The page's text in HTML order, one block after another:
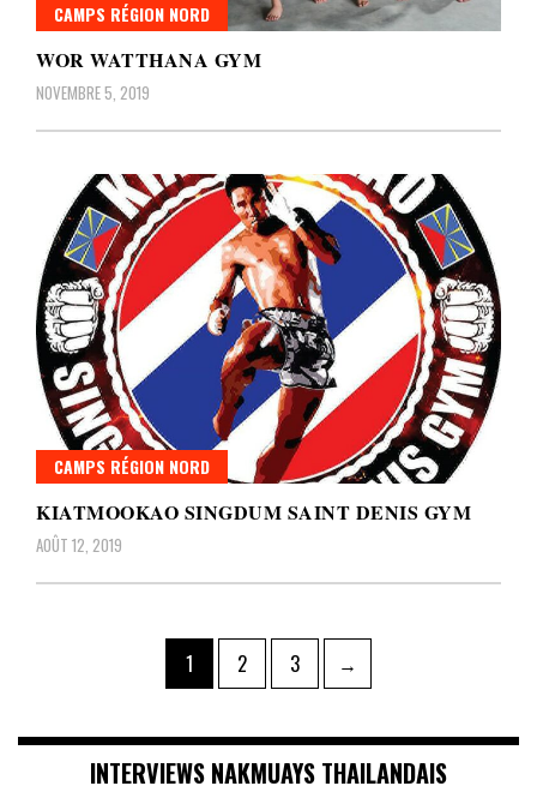
CAMPS RÉGION NORD
WOR WATTHANA GYM
NOVEMBRE 5, 2019
CAMPS RÉGION NORD
KIATMOOKAO SINGDUM SAINT DENIS GYM
AOÛT 12, 2019
publications
Page
1 Page
2 Page
3 →
INTERVIEWS NAKMUAYS THAILANDAIS